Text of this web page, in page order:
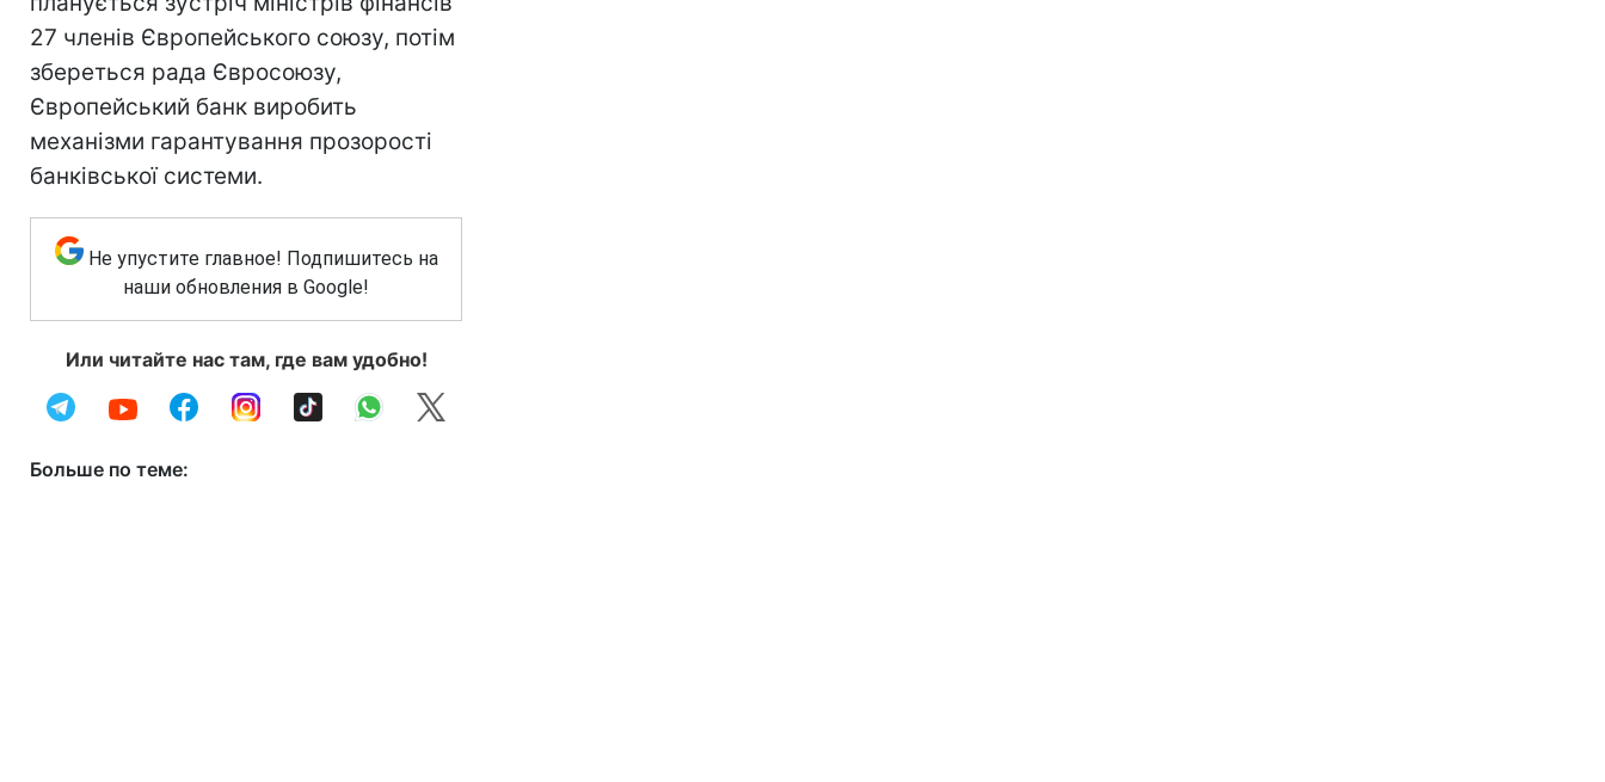
27 членів Європейського союзу, потім
збереться рада Євросоюзу,
Європейський банк виробить
механізми гарантування прозорості
банківської системи.
Не упустите главное! Подпишитесь на
наши обновления в Google!
Или читайте нас там, где вам удобно!
Больше по теме: